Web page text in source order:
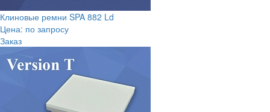
Клиновые ремни SPA 882 Ld
Цена: по запросу
Заказ